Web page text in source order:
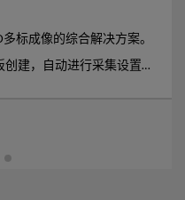
标成像的综合解决方案。
建，自动进行采集设置，